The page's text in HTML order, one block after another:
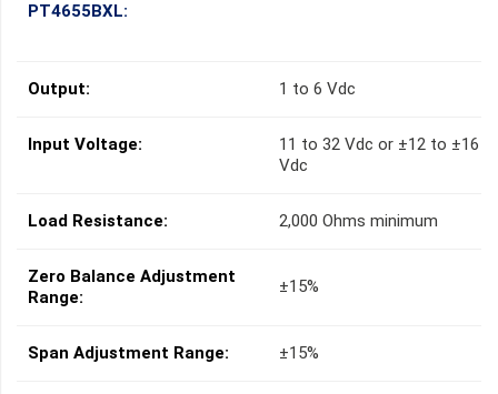
PT4655BXL:
Output: 1 to 6 Vdc
Input Voltage:
11 to 32 Vdc or ±12 to ±16
Vdc
Load Resistance: 2,000 Ohms minimum
Zero Balance Adjustment
Range:
±15%
Span Adjustment Range: ±15%